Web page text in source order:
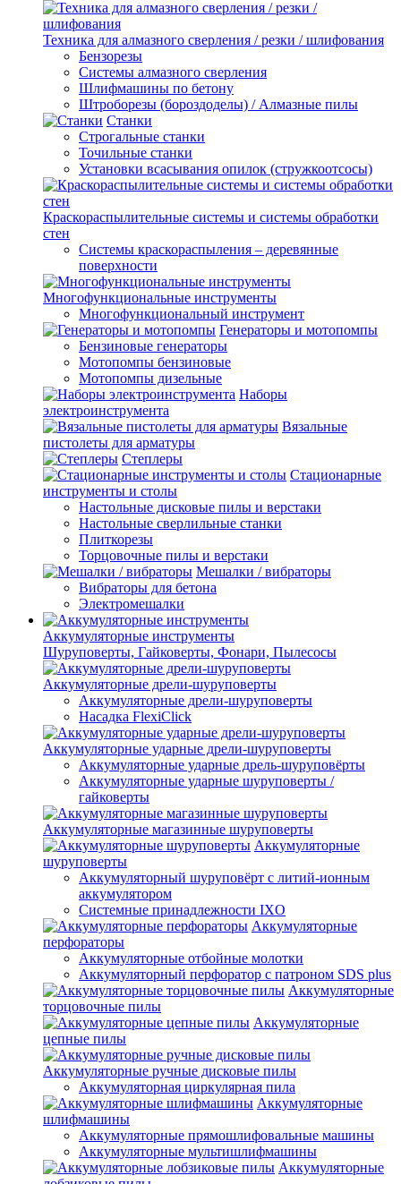
Техника для алмазного сверления / резки / шлифования
Бензорезы
Системы алмазного сверления
Шлифмашины по бетону
Штроборезы (бороздоделы) / Алмазные пилы
Станки
Строгальные станки
Точильные станки
Установки всасывания опилок (стружкоотсосы)
Краскораспылительные системы и системы обработки
стен
Системы краскораспыления – деревянные
поверхности
Многофункциональные инструменты
Многофункциональный инструмент
Генераторы и мотопомпы
Бензиновые генераторы
Мотопомпы бензиновые
Мотопомпы дизельные
Наборы
электроинструмента
Вязальные
пистолеты для арматуры
Степлеры
Стационарные
инструменты и столы
Настольные дисковые пилы и верстаки
Настольные сверлильные станки
Плиткорезы
Торцовочные пилы и верстаки
Мешалки / вибраторы
Вибраторы для бетона
Электромешалки
Аккумуляторные инструменты
Шуруповерты, Гайковерты, Фонари, Пылесосы
Аккумуляторные дрели-шуруповерты
Аккумуляторные дрели-шуруповерты
Насадка FlexiClick
Аккумуляторные ударные дрели-шуруповерты
Аккумуляторные ударные дрель-шуруповёрты
Аккумуляторные ударные шуруповерты /
гайковерты
Аккумуляторные магазинные шуруповерты
Аккумуляторные
шуруповерты
Аккумуляторный шуруповёрт с литий-ионным
аккумулятором
Системные принадлежности IXO
Аккумуляторные
перфораторы
Аккумуляторные отбойные молотки
Аккумуляторный перфоратор с патроном SDS plus
Аккумуляторные
торцовочные пилы
Аккумуляторные
цепные пилы
Аккумуляторные ручные дисковые пилы
Аккумуляторная циркулярная пила
Аккумуляторные
шлифмашины
Аккумуляторные прямошлифовальные машины
Аккумуляторные мультишлифмашины
Аккумуляторные